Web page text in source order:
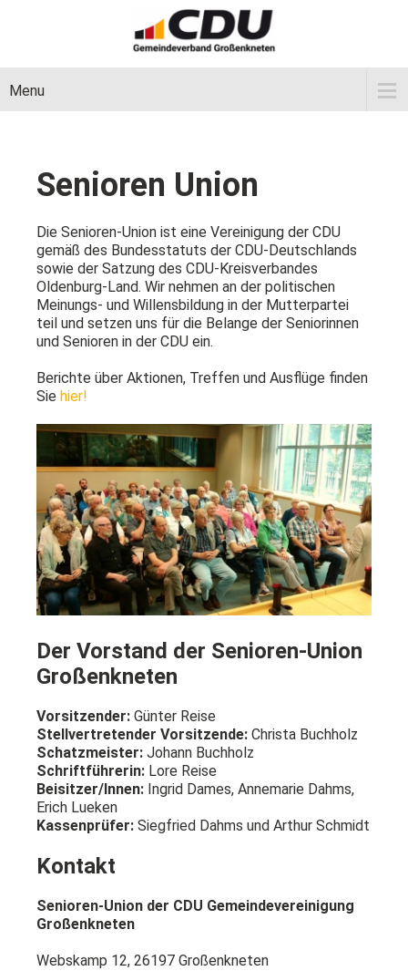
Menu
Senioren Union
Die Senioren-Union ist eine Vereinigung der CDU
gemäß des Bundesstatuts der CDU-Deutschlands
sowie der Satzung des CDU-Kreisverbandes
Oldenburg-Land. Wir nehmen an der politischen
Meinungs- und Willensbildung in der Mutterpartei
teil und setzen uns für die Belange der Seniorinnen
und Senioren in der CDU ein.
Berichte über Aktionen, Treffen und Ausflüge finden
Sie hier!
Der Vorstand der Senioren-Union
Großenkneten
Vorsitzender: Günter Reise
Stellvertretender Vorsitzende: Christa Buchholz
Schatzmeister: Johann Buchholz
Schriftführerin: Lore Reise
Beisitzer/Innen: Ingrid Dames, Annemarie Dahms,
Erich Lueken
Kassenprüfer: Siegfried Dahms und Arthur Schmidt
Kontakt
Senioren-Union der CDU Gemeindevereinigung
Großenkneten
Webskamp 12, 26197 Großenkneten